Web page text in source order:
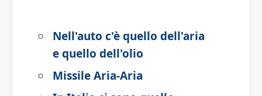
Nell'auto c'è quello dell'aria
e quello dell'olio
Missile Aria-Aria